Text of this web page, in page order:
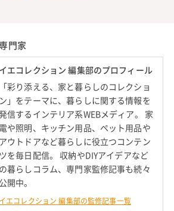
門家
イエコレクション 編集部のプロフィール
「彩り添える、家と暮らしのコレクショ
ン」をテーマに、暮らしに関する情報を
信するインテリア系WEBメディア。 家
電や照明、キッチン用品、ペット用品や
アウトドアなど暮らしに役立つコンテン
ツを毎日配信。 収納やDIYアイデアなど
の暮らしコラム、専門家監修記事も続々
公開中。
イエコレクション 編集部の監修記事一覧